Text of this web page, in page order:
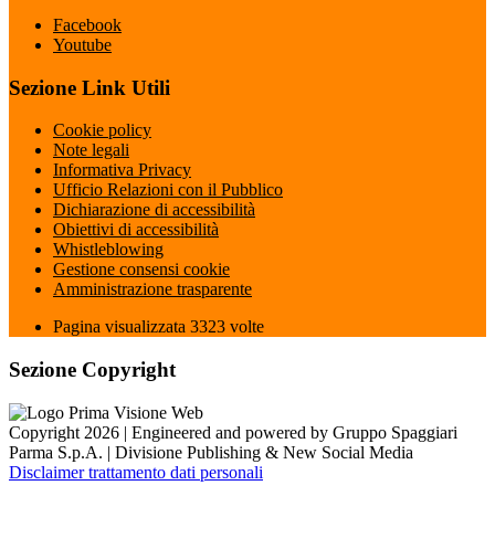
Facebook
Youtube
Sezione Link Utili
Cookie policy
Note legali
Informativa Privacy
Ufficio Relazioni con il Pubblico
Dichiarazione di accessibilità
Obiettivi di accessibilità
Whistleblowing
Gestione consensi cookie
Amministrazione trasparente
Pagina visualizzata 3323 volte
Sezione Copyright
Copyright 2026 | Engineered and powered by Gruppo Spaggiari
Parma S.p.A. | Divisione Publishing & New Social Media
Disclaimer trattamento dati personali